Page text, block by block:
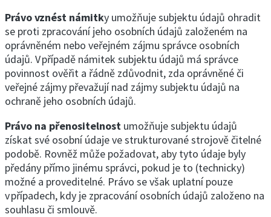
Právo vznést námitky umožňuje subjektu údajů ohradit
se proti zpracování jeho osobních údajů založeném na
oprávněném nebo veřejném zájmu správce osobních
údajů. V případě námitek subjektu údajů má správce
povinnost ověřit a řádně zdůvodnit, zda oprávněné či
veřejné zájmy převažují nad zájmy subjektu údajů na
ochraně jeho osobních údajů.
Právo na přenositelnost umožňuje subjektu údajů
získat své osobní údaje ve strukturované strojově čitelné
podobě. Rovněž může požadovat, aby tyto údaje byly
předány přímo jinému správci, pokud je to (technicky)
možné a proveditelné. Právo se však uplatní pouze
v případech, kdy je zpracování osobních údajů založeno na
souhlasu či smlouvě.